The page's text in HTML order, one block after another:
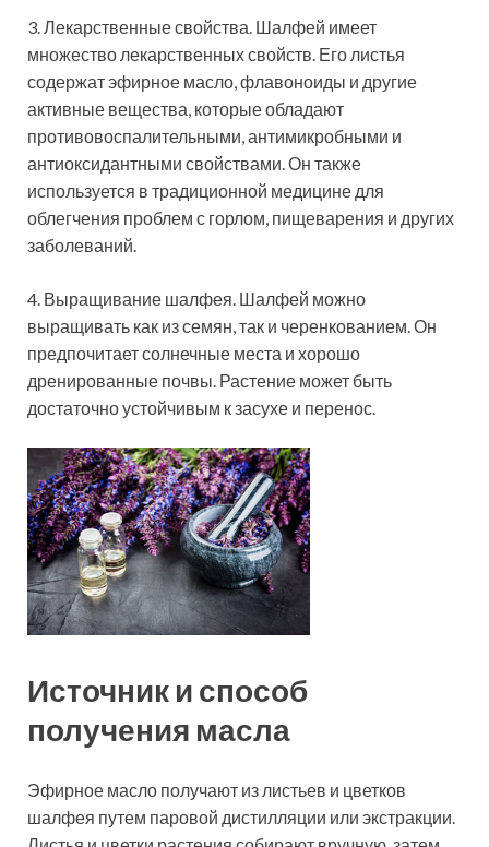
3. Лекарственные свойства. Шалфей имеет
множество лекарственных свойств. Его листья
содержат эфирное масло, флавоноиды и другие
активные вещества, которые обладают
противовоспалительными, антимикробными и
антиоксидантными свойствами. Он также
используется в традиционной медицине для
облегчения проблем с горлом, пищеварения и других
заболеваний.
4. Выращивание шалфея. Шалфей можно
выращивать как из семян, так и черенкованием. Он
предпочитает солнечные места и хорошо
дренированные почвы. Растение может быть
достаточно устойчивым к засухе и перенос.
Источник и способ
получения масла
Эфирное масло получают из листьев и цветков
шалфея путем паровой дистилляции или экстракции.